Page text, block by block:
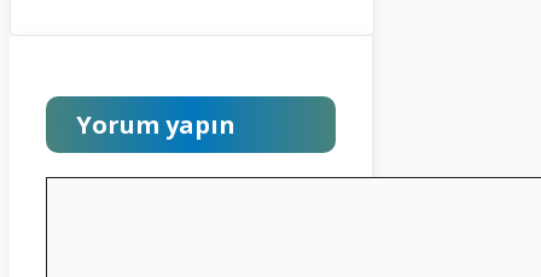
Yorum yapın